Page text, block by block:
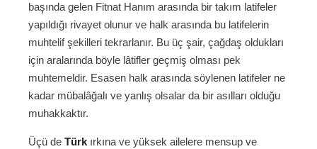
başında gelen Fitnat Hanım arasında bir takım latifeler
yapıldığı rivayet olunur ve halk arasında bu latifelerin
muhtelif şekilleri tekrarlanır. Bu üç şair, çağdaş oldukları
için aralarında böyle lâtifler geçmiş olması pek
muhtemeldir. Esasen halk arasında söylenen latifeler ne
kadar mübalâğalı ve yanlış olsalar da bir asılları olduğu
muhakkaktır.
Üçü de Türk ırkına ve yüksek ailelere mensup ve